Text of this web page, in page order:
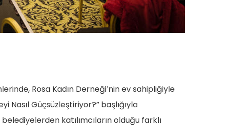
Rosa Kadın Derneği’nin ev sahipliğiyle
Nasıl Güçsüzleştiriyor?” başlığıyla
katılımcıların olduğu farklı